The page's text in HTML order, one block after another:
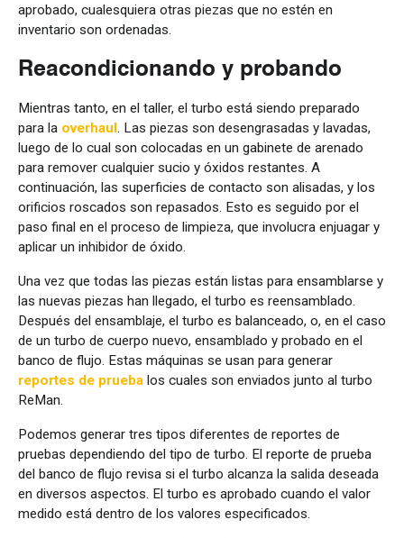
aprobado, cualesquiera otras piezas que no estén en
inventario son ordenadas.
Reacondicionando y probando
Mientras tanto, en el taller, el turbo está siendo preparado
para la overhaul . Las piezas son desengrasadas y lavadas,
luego de lo cual son colocadas en un gabinete de arenado
para remover cualquier sucio y óxidos restantes. A
continuación, las superficies de contacto son alisadas, y los
orificios roscados son repasados. Esto es seguido por el
paso final en el proceso de limpieza, que involucra enjuagar y
aplicar un inhibidor de óxido.
Una vez que todas las piezas están listas para ensamblarse y
las nuevas piezas han llegado, el turbo es reensamblado.
Después del ensamblaje, el turbo es balanceado, o, en el caso
de un turbo de cuerpo nuevo, ensamblado y probado en el
banco de flujo. Estas máquinas se usan para generar
reportes de prueba los cuales son enviados junto al turbo
ReMan.
Podemos generar tres tipos diferentes de reportes de
pruebas dependiendo del tipo de turbo. El reporte de prueba
del banco de flujo revisa si el turbo alcanza la salida deseada
en diversos aspectos. El turbo es aprobado cuando el valor
medido está dentro de los valores especificados.